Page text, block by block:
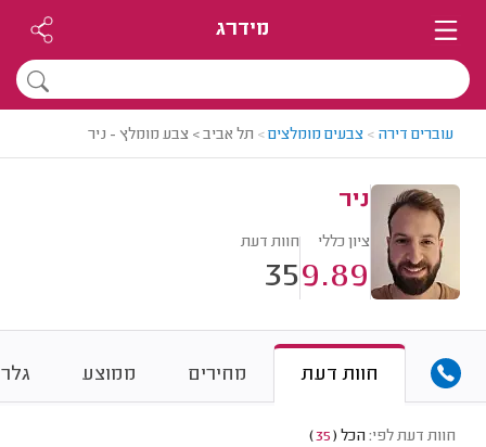
מידרג
עוברים דירה > צבעים מומלצים> תל אביב > צבע מומלץ - ניר
ניר
ציון כללי
9.89
חוות דעת
35
חוות דעת מחירים ממוצע
חוות דעת לפי: הכל (
35
)